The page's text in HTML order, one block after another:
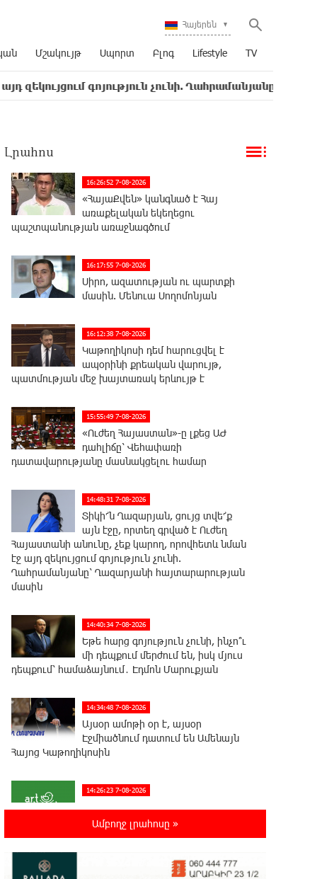
Հայերեն
Մշակույթ Սպորտ Բլոգ Lifestyle TV
գոյություն չունի. Ղահրամանյանը՝ Ղազարյանի
Լրահոս
16:26:52 7-08-2026
«ՀայաՔվեն» կանգնած է Հայ
առաքելական եկեղեցու
պաշտպանության առաջնագծում
16:17:55 7-08-2026
Սիրո, ազատության ու պարտքի
մասին. Մենուա Սողոմոնյան
16:12:38 7-08-2026
Կաթողիկոսի դեմ հարուցվել է
ապօրինի քրեական վարույթ,
պատմության մեջ խայտառակ երևույթ է
15:55:49 7-08-2026
«Ուժեղ Հայաստան»-ը լքեց ԱԺ
դահլիճը՝ Վեհափառի
դատավարությանը մասնակցելու համար
14:48:31 7-08-2026
Տիկի՜ն Ղազարյան, ցույց տվե՜ք
այն էջը, որտեղ գրված է Ուժեղ
Հայաստանի անունը, չեք կարող, որովհետև նման
էջ այդ զեկույցում գոյություն չունի.
Ղահրամանյանը՝ Ղազարյանի հայտարարության
մասին
14:40:34 7-08-2026
Եթե հարց գոյություն չունի, ինչո՞ւ
մի դեպքում մերժում են, իսկ մյուս
դեպքում՝ համաձայնում․ Էդմոն Մարուքյան
14:34:48 7-08-2026
Այսօր ամոթի օր է, այսօր
Էջմիածնում դատում են Ամենայն
Հայոց Կաթողիկոսին
14:26:23 7-08-2026
Նահանգներում է․ նոր մասնաճյուղ
Ամբողջ լրահոսը »